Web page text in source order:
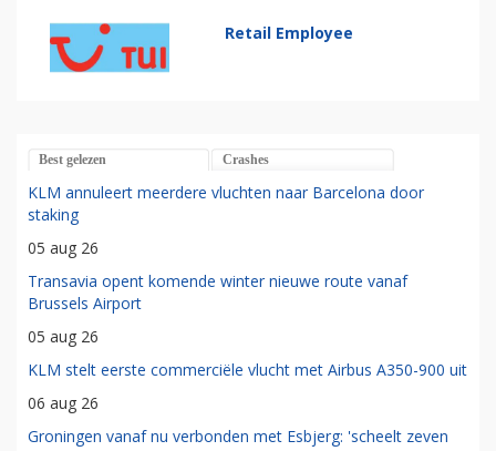
Retail Employee
Best gelezen Crashes
KLM annuleert meerdere vluchten naar Barcelona door
staking
05 aug 26
Transavia opent komende winter nieuwe route vanaf
Brussels Airport
05 aug 26
KLM stelt eerste commerciële vlucht met Airbus A350-900 uit
06 aug 26
Groningen vanaf nu verbonden met Esbjerg: 'scheelt zeven